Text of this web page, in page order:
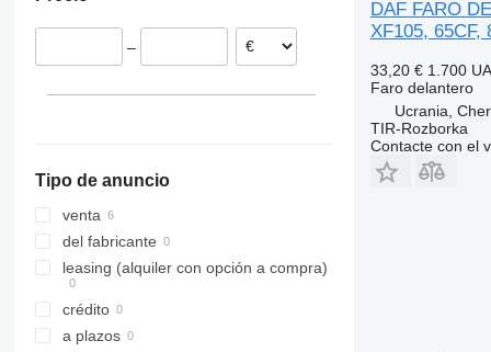
–
Tipo de anuncio
venta
del fabricante
leasing (alquiler con opción a compra)
crédito
a plazos
DAF FARO
XF105, 65CF,
33,20 € 1.700
Faro delantero
Ucrania,
TIR-Rozborka
Contacte con el